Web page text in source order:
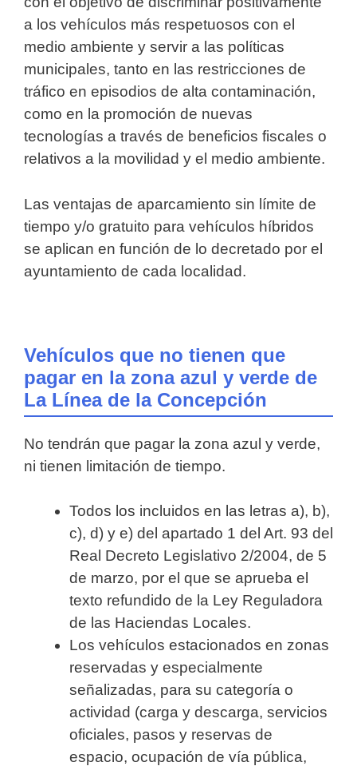
a los vehículos más respetuosos con el
medio ambiente y servir a las políticas
municipales, tanto en las restricciones de
tráfico en episodios de alta contaminación,
como en la promoción de nuevas
tecnologías a través de beneficios fiscales o
relativos a la movilidad y el medio ambiente.
Las ventajas de aparcamiento sin límite de
tiempo y/o gratuito para vehículos híbridos
se aplican en función de lo decretado por el
ayuntamiento de cada localidad.
Vehículos que no tienen que
pagar en la zona azul y verde de
La Línea de la Concepción
No tendrán que pagar la zona azul y verde,
ni tienen limitación de tiempo.
Todos los incluidos en las letras a), b),
c), d) y e) del apartado 1 del Art. 93 del
Real Decreto Legislativo 2/2004, de 5
de marzo, por el que se aprueba el
texto refundido de la Ley Reguladora
de las Haciendas Locales.
Los vehículos estacionados en zonas
reservadas y especialmente
señalizadas, para su categoría o
actividad (carga y descarga, servicios
oficiales, pasos y reservas de
espacio, ocupación de vía pública,